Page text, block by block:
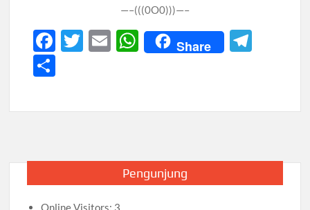
—–(((0O0)))—–
F
b
T
er
E
W
h
s
p
Share
gr
ar
Pengunjung
Online Visitors: 3